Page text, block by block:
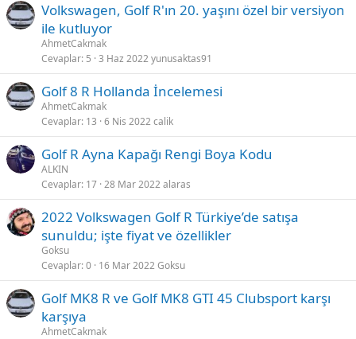
Volkswagen, Golf R'ın 20. yaşını özel bir versiyon
ile kutluyor
AhmetCakmak
Cevaplar 5 3 Haz 2022yunusaktas91
Golf 8 R Hollanda İncelemesi
AhmetCakmak
Cevaplar 13 6 Nis 2022calik
Golf R Ayna Kapağı Rengi Boya Kodu
ALKIN
Cevaplar 17 28 Mar 2022alaras
2022 Volkswagen Golf R Türkiye’de satışa
sunuldu; işte fiyat ve özellikler
Goksu
Cevaplar 0 16 Mar 2022Goksu
Golf MK8 R ve Golf MK8 GTI 45 Clubsport karşı
karşıya
AhmetCakmak